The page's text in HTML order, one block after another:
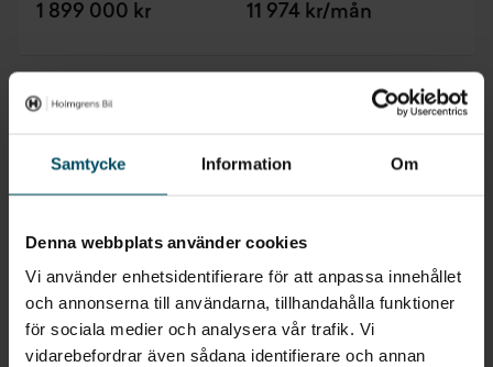
Samtycke Information Om
Denna webbplats använder cookies
Vi använder enhetsidentifierare för att anpassa innehållet
och annonserna till användarna, tillhandahålla funktioner
för sociala medier och analysera vår trafik. Vi
vidarebefordrar även sådana identifierare och annan
1 899 000 kr 11 974 kr/mån
Prissänkt